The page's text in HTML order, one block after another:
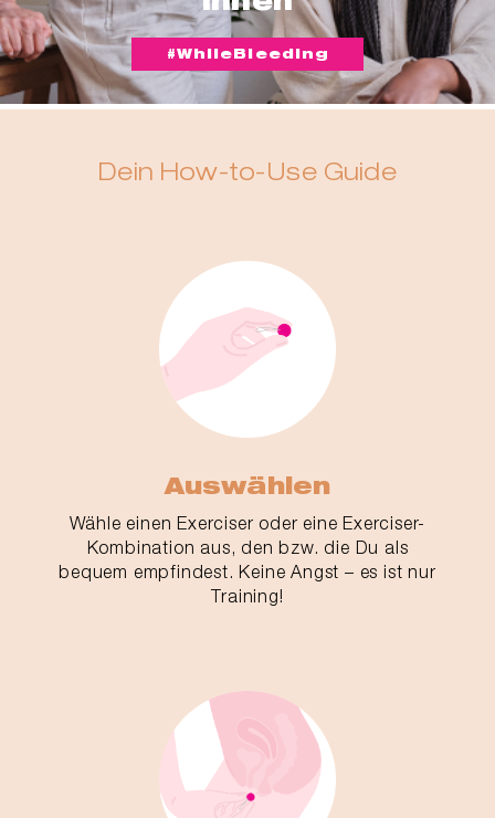
#WhileBleeding
Dein How-to-Use Guide
Auswählen
Wähle einen Exerciser oder eine Exerciser-
Kombination aus, den bzw. die Du als
bequem empfindest. Keine Angst – es ist nur
Training!